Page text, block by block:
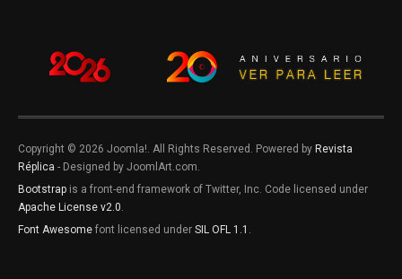
Copyright © 2026 Joomla!. All Rights Reserved. Powered by Revista
Réplica - Designed by JoomlArt.com.
Bootstrap is a front-end framework of Twitter, Inc. Code licensed under
Apache License v2.0.
Font Awesome font licensed under SIL OFL 1.1 .